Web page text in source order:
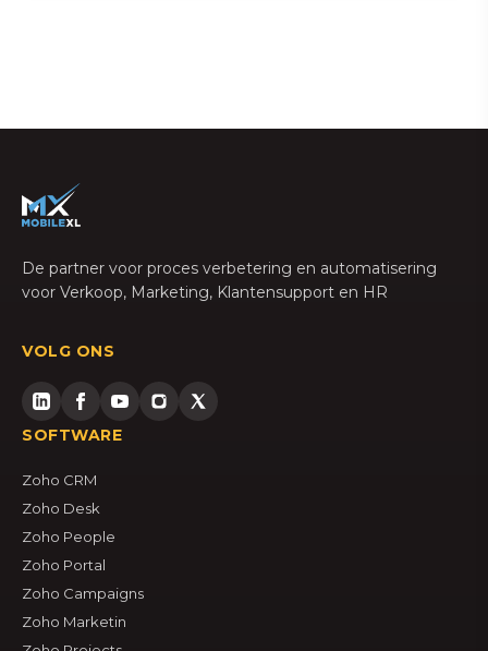
De partner voor proces verbetering en automatisering
voor Verkoop, Marketing, Klantensupport en HR
VOLG ONS
SOFTWARE
Zoho CRM
Zoho Desk
Zoho People
Zoho Portal
Zoho Campaigns
Zoho Marketin